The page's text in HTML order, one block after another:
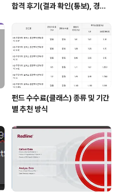
합격 후기(결과 확인(통보), 경력
펀드 수수료(클래스) 종류 및 기간
별 추천 방식